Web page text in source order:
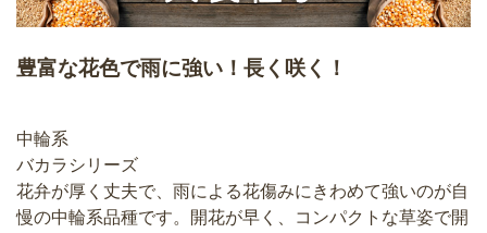
豊富な花色で雨に強い！長く咲く！
中輪系
バカラシリーズ
花弁が厚く丈夫で、雨による花傷みにきわめて強いのが自
慢の中輪系品種です。開花が早く、コンパクトな草姿で開